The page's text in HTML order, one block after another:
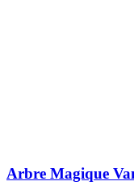
Arbre Magique